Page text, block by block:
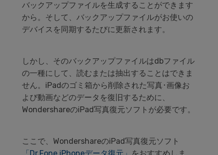
バックアップファイルを生成することができます
から。そして、バックアップファイルがお使いの
デバイスを同期するたびに更新されます。
しかし、そのバックアップファイルはdbファイル
の一種にして、読むまたは抽出することはできま
せん。iPadのゴミ箱から削除された写真･画像お
よび動画などのデータを復旧するために、
WondershareのiPad写真復元ソフトが必要です。
ここで、WondershareのiPad写真復元ソフト